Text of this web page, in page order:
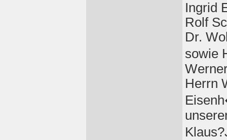
Ingrid
Rolf
Dr.
sowie
Herrn